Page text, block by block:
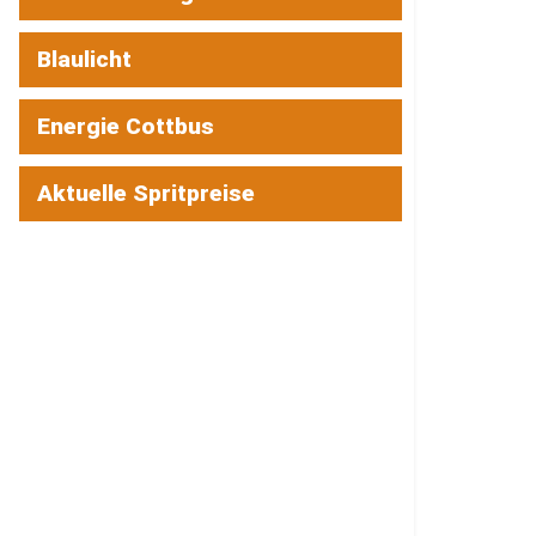
Blaulicht
Energie Cottbus
Aktuelle Spritpreise